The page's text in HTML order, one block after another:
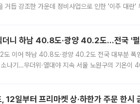
거듭 강조한 가운데 정비사업으로 인한 '이주 대란'
더니 하남 40.8도·광양 40.2도…전국 '
도 이어 하남 40.8도·광양 40.2도 전국 대부분 폭
소나기…무더위·열대야 지속 서울 노원구의 기온이
12일부터 프리마켓 상·하한가 주문 한시